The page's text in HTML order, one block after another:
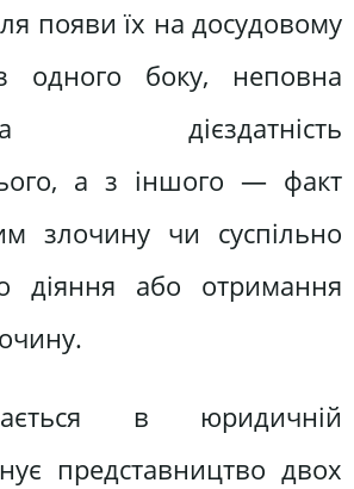
появи їх на досудовому
одного боку, неповна
дієздатність
а з іншого — факт
злочину чи суспільно
діяння або отримання
в юридичній
представництво двох